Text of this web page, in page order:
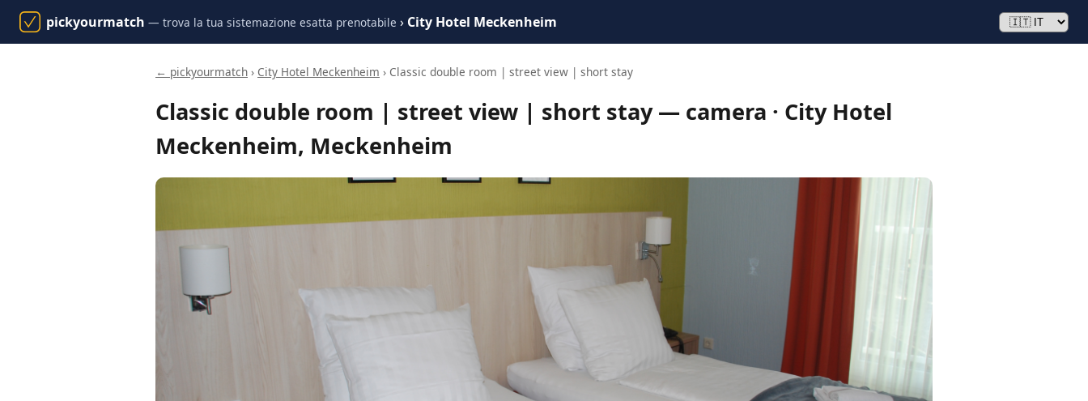
pickyourmatch — trova la tua sistemazione esatta prenotabile › City Hotel Meckenheim
← pickyourmatch › City Hotel Meckenheim › Classic double room | street view | short stay
Classic double room | street view | short stay — camera · City Hotel
Meckenheim, Meckenheim